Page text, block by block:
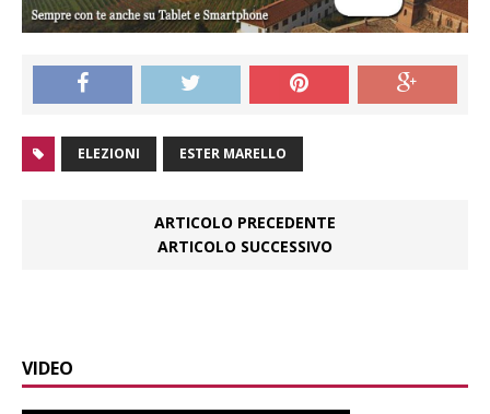
ELEZIONI ESTER MARELLO
ARTICOLO PRECEDENTE
ARTICOLO SUCCESSIVO
VIDEO